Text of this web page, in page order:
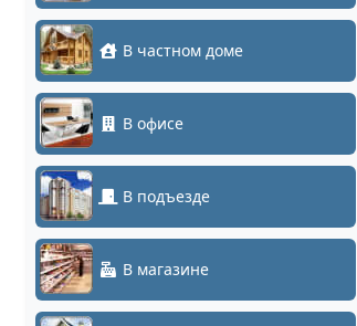
В частном доме
В офисе
В подъезде
В магазине